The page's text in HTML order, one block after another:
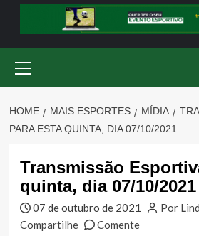
Menu
HOME MAIS ESPORTES MÍDIA
PARA ESTA QUINTA, DIA 07/10/2021
Transmissão
quinta, dia 07/10/2021
07 de outubro de 2021
Por
Compartilhe
Comente